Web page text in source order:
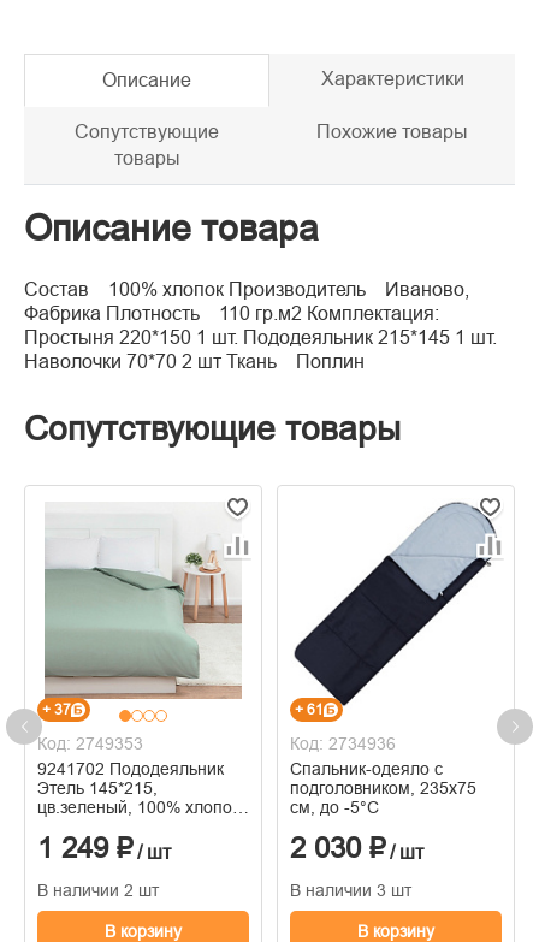
Описание Характеристики
Сопутствующие
товары
Похожие товары
Описание товара
Состав 100% хлопок Производитель Иваново,
Фабрика Плотность 110 гр.м2 Комплектация:
Простыня 220*150 1 шт. Пододеяльник 215*145 1 шт.
Наволочки 70*70 2 шт Ткань Поплин
Сопутствующие товары
+ 37
Код: 2749353
9241702 Пододеяльник
Этель 145*215,
цв.зеленый, 100% хлопок,
1 249 ₽/ шт
В наличии 2 шт
В корзину
+ 61
Код: 2734936
Спальник-одеяло с
подголовником, 235х75
см, до -5°С
2 030 ₽/ шт
В наличии 3 шт
В корзину